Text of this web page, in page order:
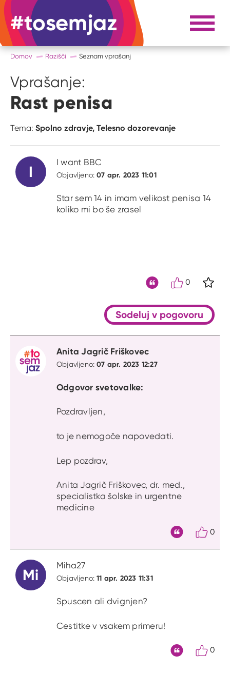
#tosemjaz #to sem jaz Razpri
Domov Razišči Seznam vprašanj
Vprašanje:
Rast penisa
Tema: Spolno zdravje, Telesno dozorevanje
I
I want BBC
Objavljeno:07 apr. 2023 11:01
Star sem 14 in imam velikost penisa 14
koliko mi bo še zrasel
0
Sodeluj v pogovoru
Anita Jagrič Friškovec
Objavljeno:07 apr. 2023 12:27
Odgovor svetovalke:
Pozdravljen,
to je nemogoče napovedati.
Lep pozdrav,
Anita Jagrič Friškovec, dr. med.,
specialistka šolske in urgentne
medicine
0
Mi
Miha27
Objavljeno:11 apr. 2023 11:31
Spuscen ali dvignjen?
Cestitke v vsakem primeru!
0